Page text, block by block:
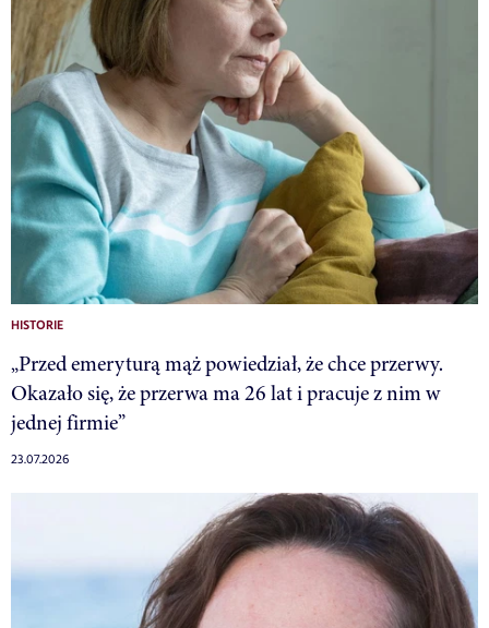
HISTORIE
„Przed emeryturą mąż powiedział, że chce przerwy.
Okazało się, że przerwa ma 26 lat i pracuje z nim w
jednej firmie”
23.07.2026